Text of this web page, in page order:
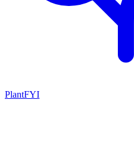
PlantFYI